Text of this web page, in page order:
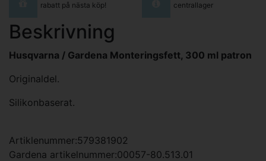
rabatt på nästa köp!
centrallager
Beskrivning
Husqvarna / Gardena Monteringsfett, 300 ml patron
Originaldel.
Silikonbaserat.
Artiklenummer:579381902
Gardena artikelnummer:00057-80.513.01